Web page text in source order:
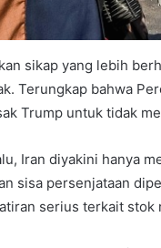
sikap yang lebih
Terungkap bahwa
Trump untuk tidak
Iran diyakini hanya
sisa persenjataan
serius terkait stok